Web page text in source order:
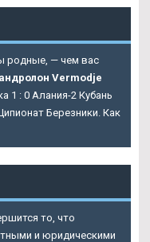
родные, — чем вас
Vermodje
1 : 0 Алания-2 Кубань
Березники. Как
то, что
и юридическими